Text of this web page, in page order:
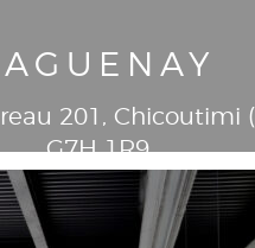
201 , Chicoutimi (
G7H 1R9
T 418-549-8293